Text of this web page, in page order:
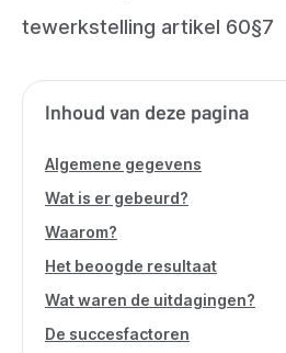
tewerkstelling artikel 60§7
Inhoud van deze pagina
Algemene gegevens
Wat is er gebeurd?
Waarom?
Het beoogde resultaat
Wat waren de uitdagingen?
De succesfactoren